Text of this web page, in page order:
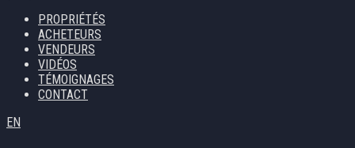
PROPRIÉTÉS
ACHETEURS
VENDEURS
VIDÉOS
TÉMOIGNAGES
CONTACT
EN